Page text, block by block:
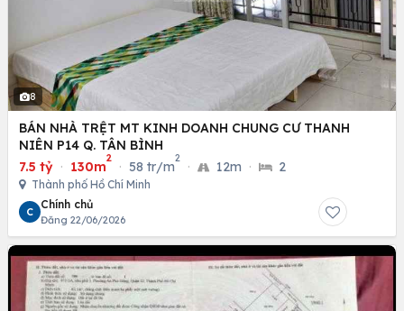
8
BÁN NHÀ TRỆT MT KINH DOANH CHUNG CƯ THANH
NIÊN P14 Q. TÂN BÌNH
7.5 tỷ · 130m
2
· 58 tr/m
2
· 12m · 2
Thành phố Hồ Chí Minh
C
Chính chủ
Đăng 22/06/2026